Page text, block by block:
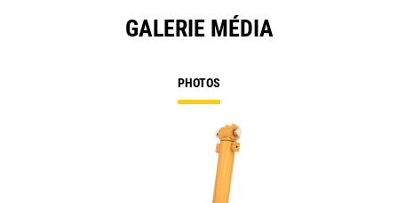
GALERIE MÉDIA
PHOTOS